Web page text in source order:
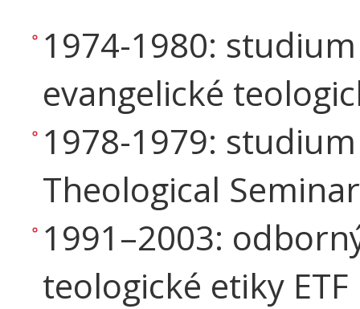
1974-1980:
evangelické
1978-1979:
Theological
1991–2003:
teologické etiky ETF